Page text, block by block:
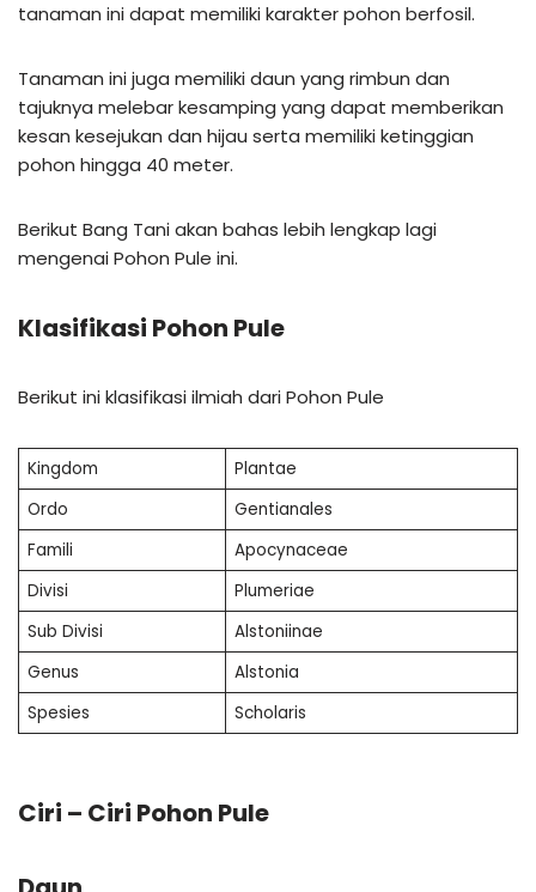
tanaman ini dapat memiliki karakter pohon berfosil.
Tanaman ini juga memiliki daun yang rimbun dan
tajuknya melebar kesamping yang dapat memberikan
kesan kesejukan dan hijau serta memiliki ketinggian
pohon hingga 40 meter.
Berikut Bang Tani akan bahas lebih lengkap lagi
mengenai Pohon Pule ini.
Klasifikasi Pohon Pule
Berikut ini klasifikasi ilmiah dari Pohon Pule
Kingdom
Plantae
Ordo
Gentianales
Famili
Apocynaceae
Divisi
Plumeriae
Sub Divisi
Alstoniinae
Genus
Alstonia
Spesies
Scholaris
Ciri – Ciri Pohon Pule